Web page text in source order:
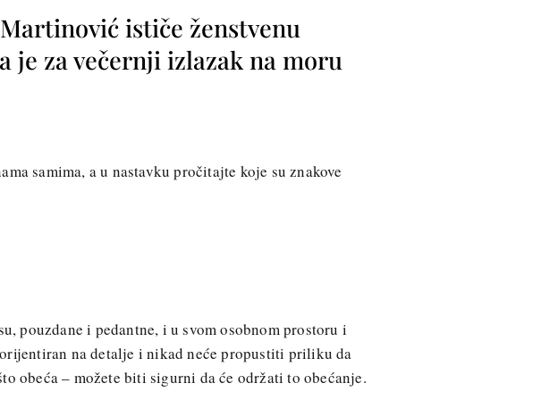
ističe ženstvenu
je za večernji izlazak na moru
samima, a u nastavku pročitajte koje su znakove
pouzdane i pedantne, i u svom osobnom prostoru i
na detalje i nikad neće propustiti priliku da
obeća – možete biti sigurni da će održati to obećanje.